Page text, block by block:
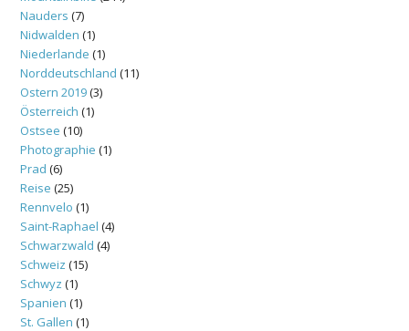
Nauders (7)
Nidwalden (1)
Niederlande (1)
Norddeutschland (11)
Ostern 2019(3)
Österreich (1)
Ostsee (10)
Photographie (1)
Prad (6)
Reise (25)
Rennvelo (1)
Saint-Raphael (4)
Schwarzwald (4)
Schweiz (15)
Schwyz (1)
Spanien (1)
St. Gallen (1)